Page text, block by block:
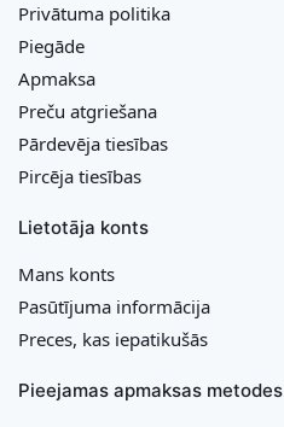
Privātuma politika
Piegāde
Apmaksa
Preču atgriešana
Pārdevēja tiesības
Pircēja tiesības
Lietotāja konts
Mans konts
Pasūtījuma informācija
Preces, kas iepatikušās
Pieejamas apmaksas metodes